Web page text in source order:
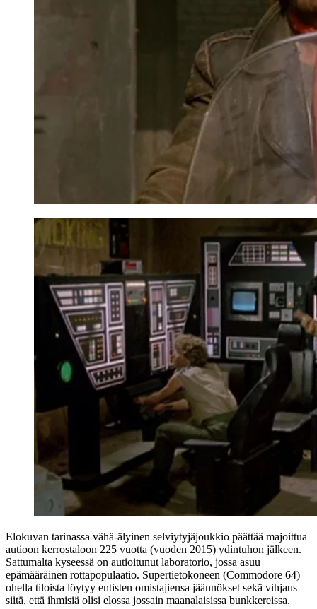
Elokuvan tarinassa vähä-älyinen selviytyjäjoukkio päättää majoittua
autioon kerrostaloon 225 vuotta (vuoden 2015) ydintuhon jälkeen.
Sattumalta kyseessä on autioitunut laboratorio, jossa asuu
epämääräinen rottapopulaatio. Supertietokoneen (Commodore 64)
ohella tiloista löytyy entisten omistajiensa jäännökset sekä vihjaus
siitä, että ihmisiä olisi elossa jossain maanalaisissa bunkkereissa.